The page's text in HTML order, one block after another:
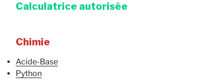
Calculatrice autorisée
Chimie
Acide-Base
Python